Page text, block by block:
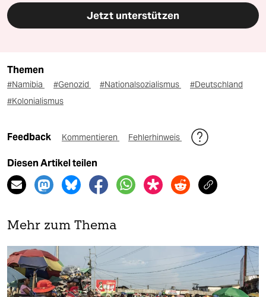
Jetzt unterstützen
Themen
#Namibia #Genozid #Nationalsozialismus
#Deutschland
#Kolonialismus
Feedback Kommentieren Fehlerhinweis
Diesen Artikel teilen
Mehr zum Thema